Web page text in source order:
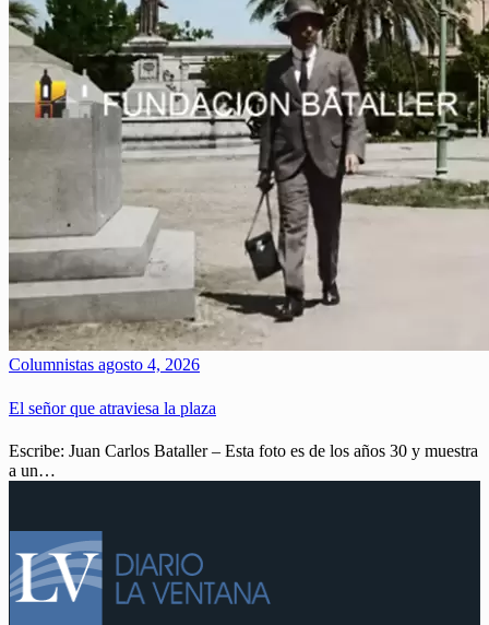
Columnistas agosto 4, 2026
El señor que atraviesa la plaza
Escribe: Juan Carlos Bataller – Esta foto es de los años 30 y muestra
a un…